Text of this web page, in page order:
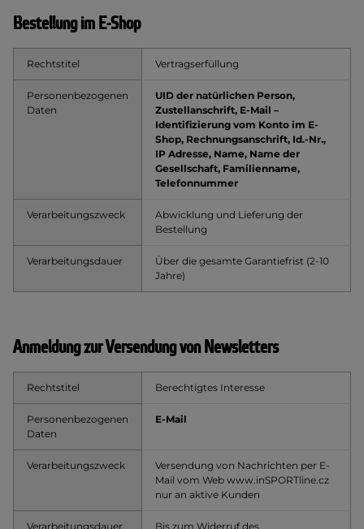
Bestellung im E-Shop
Rechtstitel Vertragserfüllung
Personenbezogenen
Daten
UID der natürlichen Person,
Zustellanschrift, E-Mail –
Identifizierung vom Konto im E-
Shop, Rechnungsanschrift, Id.-Nr.,
IP Adresse, Name, Name der
Gesellschaft, Familienname,
Telefonnummer
Verarbeitungszweck
Abwicklung und Lieferung der
Bestellung
Verarbeitungsdauer
Über die gesamte Garantiefrist (2-10
Jahre)
Anmeldung zur Versendung von Newsletters
Rechtstitel Berechtigtes Interesse
Personenbezogenen
Daten
E-Mail
Verarbeitungszweck
Versendung von Nachrichten per E-
Mail vom Web www.inSPORTline.cz
nur an aktive Kunden
Verarbeitungsdauer
Bis zum Widerruf des